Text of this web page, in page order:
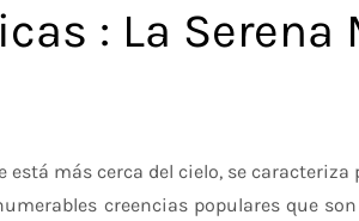
: La Serena
está más cerca del cielo, se
creencias populares que